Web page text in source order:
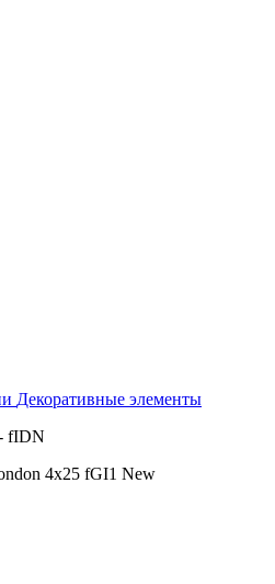
Декоративные элементы
fIDN
4x25 fGI1 New